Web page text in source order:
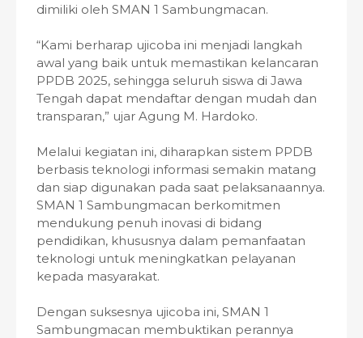
dimiliki oleh SMAN 1 Sambungmacan.
“Kami berharap ujicoba ini menjadi langkah
awal yang baik untuk memastikan kelancaran
PPDB 2025, sehingga seluruh siswa di Jawa
Tengah dapat mendaftar dengan mudah dan
transparan,” ujar Agung M. Hardoko.
Melalui kegiatan ini, diharapkan sistem PPDB
berbasis teknologi informasi semakin matang
dan siap digunakan pada saat pelaksanaannya.
SMAN 1 Sambungmacan berkomitmen
mendukung penuh inovasi di bidang
pendidikan, khususnya dalam pemanfaatan
teknologi untuk meningkatkan pelayanan
kepada masyarakat.
Dengan suksesnya ujicoba ini, SMAN 1
Sambungmacan membuktikan perannya